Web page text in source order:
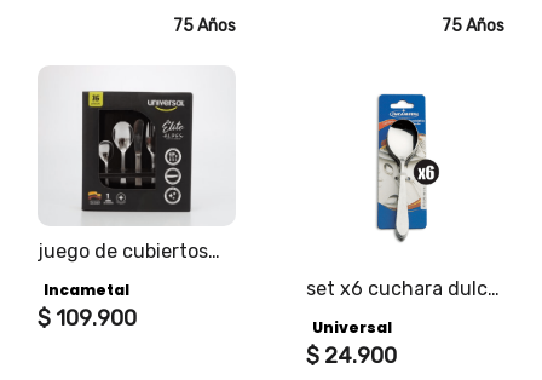
75 Años
juego de cubiertos
Incametal
$ 109.900
75 Años
set x6 cuchara dulce
Universal
$ 24.900